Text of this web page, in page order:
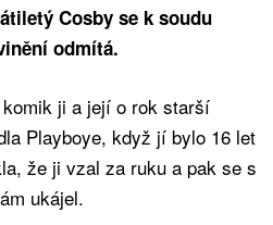
Cosby se k soudu
odmítá.
ji a její o rok starší
Playboye, když jí bylo 16 let
že ji vzal za ruku a pak se s
ukájel.